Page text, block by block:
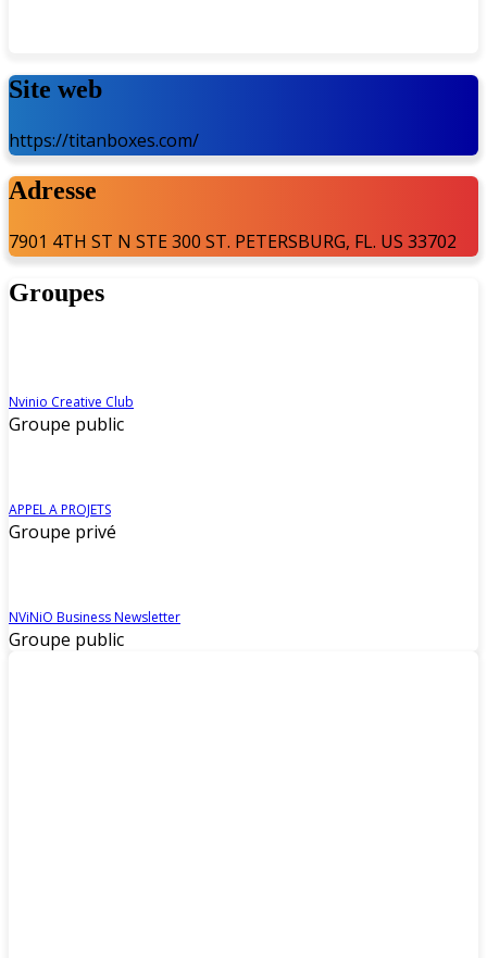
Site web
https://titanboxes.com/
Adresse
7901 4TH ST N STE 300 ST. PETERSBURG, FL. US 33702
Groupes
Nvinio Creative Club
Groupe public
APPEL A PROJETS
Groupe privé
NViNiO Business Newsletter
Groupe public